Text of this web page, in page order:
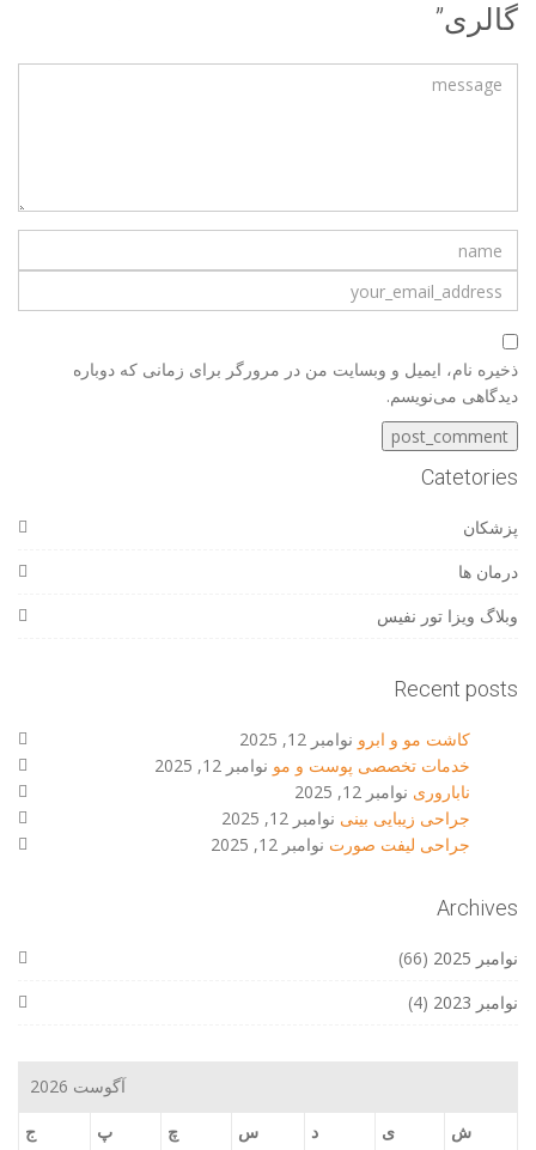
گالری”
ذخیره نام، ایمیل و وبسایت من در مرورگر برای زمانی که دوباره
دیدگاهی می‌نویسم.
Catetories
پزشکان
درمان ها
وبلاگ ویزا تور نفیس
Recent posts
کاشت مو و ابرو نوامبر 12, 2025
خدمات تخصصی پوست و مو نوامبر 12, 2025
ناباروری نوامبر 12, 2025
جراحی زیبایی بینی نوامبر 12, 2025
جراحی لیفت صورت نوامبر 12, 2025
Archives
نوامبر 2025
(66)
نوامبر 2023
(4)
آگوست 2026
ش
ی د س چ پ
ج